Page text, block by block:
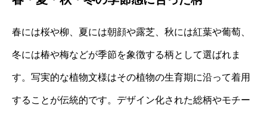
春には桜や柳、夏には朝顔や露芝、秋には紅葉や葡萄、
冬には椿や梅などが季節を象徴する柄として選ばれま
す。写実的な植物文様はその植物の生育期に沿って着用
することが伝統的です。デザイン化された総柄やモチー